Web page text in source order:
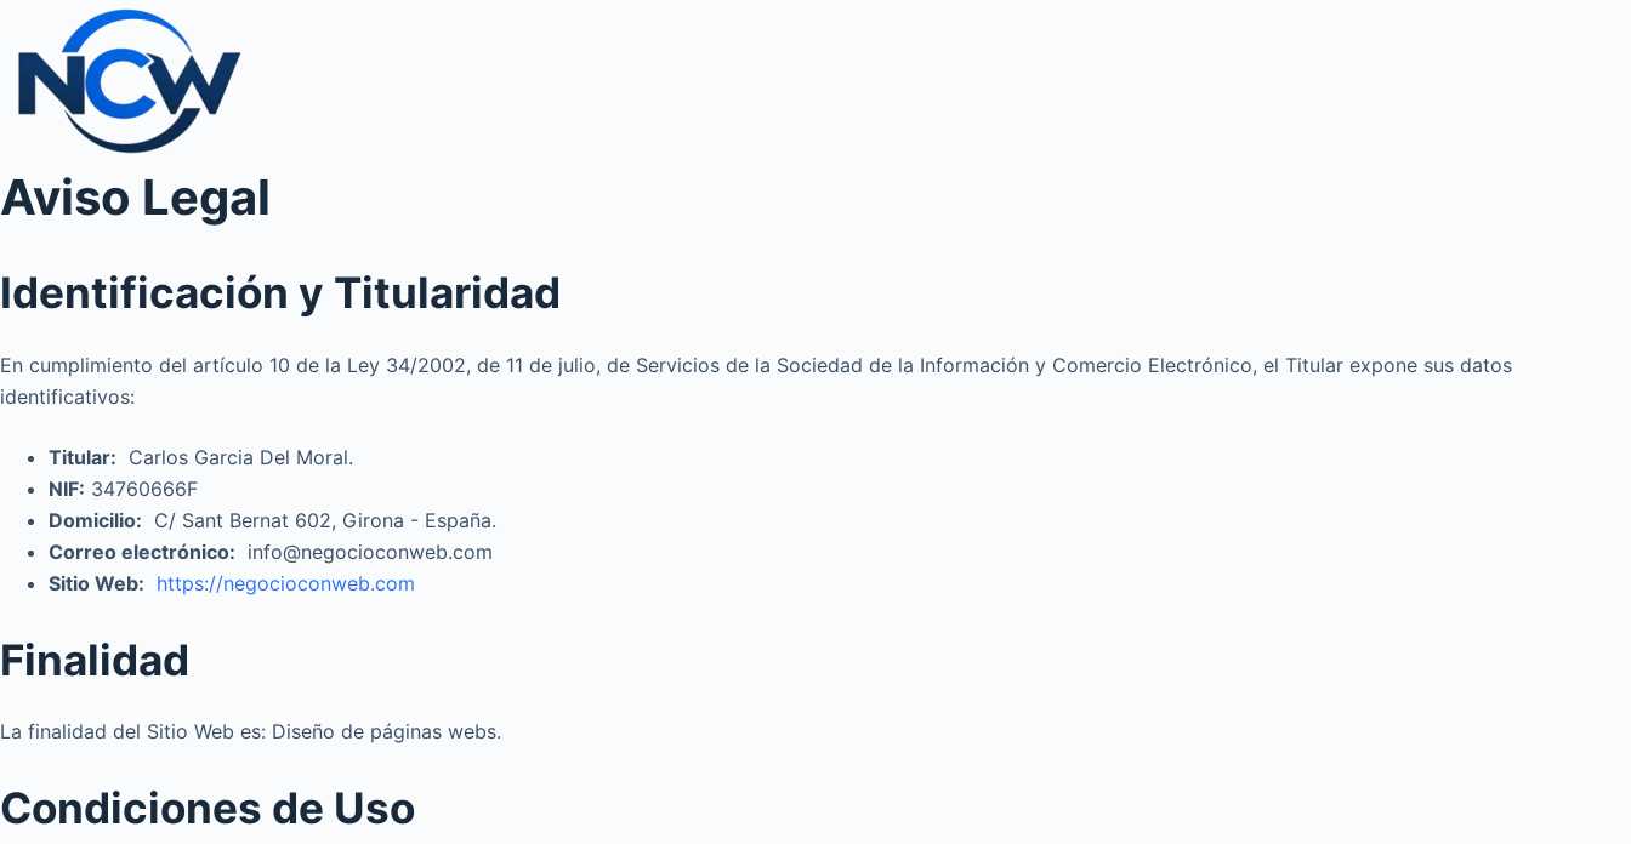
contenido
Aviso Legal
Identificación y Titularidad
En cumplimiento del artículo 10 de la Ley 34/2002, de 11 de julio, de Servicios de la Sociedad de la Información y Comercio Electrónico, el Titular expone sus datos
identificativos:
Titular: Carlos Garcia Del Moral.
NIF: 34760666F
Domicilio: C/ Sant Bernat 602, Girona - España.
Correo electrónico: info@negocioconweb.com
Sitio Web: https://negocioconweb.com
Finalidad
La finalidad del Sitio Web es: Diseño de páginas webs.
Condiciones de Uso